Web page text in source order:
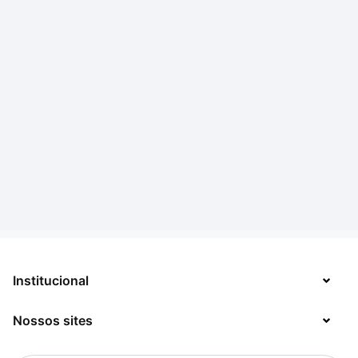
Institucional
Sobre
Contato
Nossos sites